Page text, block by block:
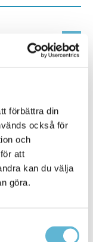
förbättra din
också för
och
att
kan du välja
göra.
114